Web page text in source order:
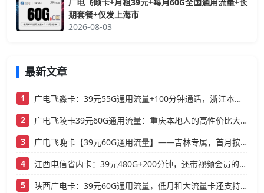
广电飞倾卡+月租39元+每月60G全国通用流量+长
期套餐+仅发上海市
2026-08-03
最新文章
1
广电飞淼卡：39元55G通用流量+100分钟通话，浙江本地人的高性价比大流量卡推荐
2
广电飞陵卡39元60G通用流量：重庆本地人的高性价比大流量卡推荐
3
广电飞晚卡【39元60G通用流量】——吉林专属，首月按天折算，流量充足不踩坑
4
江西电信省内卡：39元480G+200分钟，还带视频会员的大流量卡
5
陕西广电卡：39元60G通用流量，低月租大流量卡还支持结转